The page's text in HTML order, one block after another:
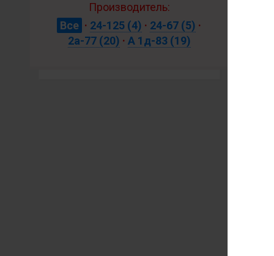
Производитель:
Все · 24-125 (4) · 24-67 (5) ·
2а-77 (20) · А 1д-83 (19)